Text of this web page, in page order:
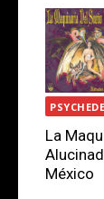
La
México